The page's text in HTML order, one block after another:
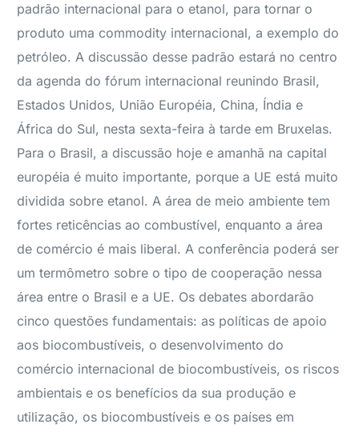
padrão internacional para o etanol, para tornar o
produto uma commodity internacional, a exemplo do
petróleo. A discussão desse padrão estará no centro
da agenda do fórum internacional reunindo Brasil,
Estados Unidos, União Européia, China, Índia e
África do Sul, nesta sexta-feira à tarde em Bruxelas.
Para o Brasil, a discussão hoje e amanhã na capital
européia é muito importante, porque a UE está muito
dividida sobre etanol. A área de meio ambiente tem
fortes reticências ao combustível, enquanto a área
de comércio é mais liberal. A conferência poderá ser
um termômetro sobre o tipo de cooperação nessa
área entre o Brasil e a UE. Os debates abordarão
cinco questões fundamentais: as políticas de apoio
aos biocombustíveis, o desenvolvimento do
comércio internacional de biocombustíveis, os riscos
ambientais e os benefícios da sua produção e
utilização, os biocombustíveis e os países em